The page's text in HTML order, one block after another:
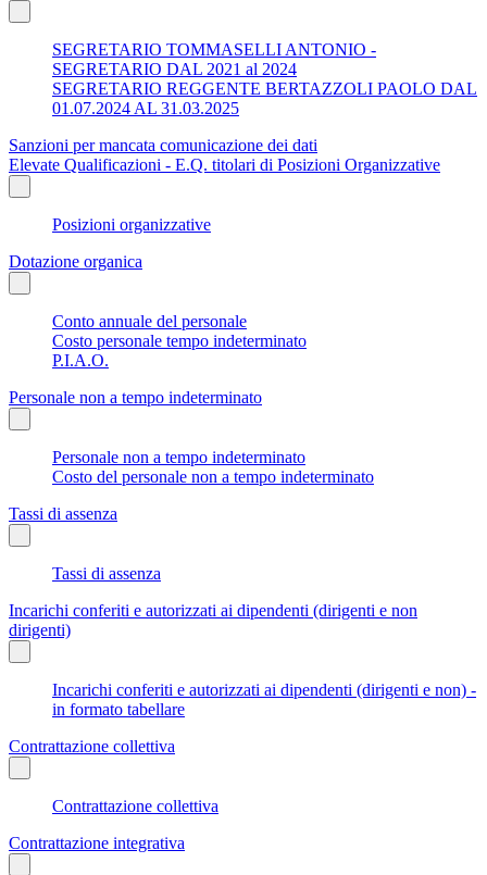
SEGRETARIO TOMMASELLI ANTONIO -
SEGRETARIO DAL 2021 al 2024
SEGRETARIO REGGENTE BERTAZZOLI PAOLO DAL
01.07.2024 AL 31.03.2025
Sanzioni per mancata comunicazione dei dati
Elevate Qualificazioni - E.Q. titolari di Posizioni Organizzative
Posizioni organizzative
Dotazione organica
Conto annuale del personale
Costo personale tempo indeterminato
P.I.A.O.
Personale non a tempo indeterminato
Personale non a tempo indeterminato
Costo del personale non a tempo indeterminato
Tassi di assenza
Tassi di assenza
Incarichi conferiti e autorizzati ai dipendenti (dirigenti e non
dirigenti)
Incarichi conferiti e autorizzati ai dipendenti (dirigenti e non) -
in formato tabellare
Contrattazione collettiva
Contrattazione collettiva
Contrattazione integrativa